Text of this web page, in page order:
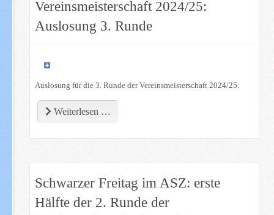
Vereinsmeisterschaft 2024/25:
Auslosung 3. Runde
Auslosung für die 3. Runde der Vereinsmeisterschaft 2024/25.
Weiterlesen …
Schwarzer Freitag im ASZ: erste
Hälfte der 2. Runde der